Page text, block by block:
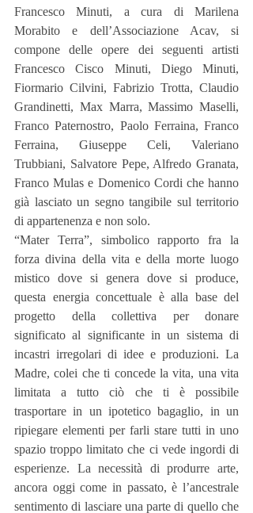
Francesco Minuti, a cura di Marilena
Morabito e dell’Associazione Acav, si
compone delle opere dei seguenti artisti
Francesco Cisco Minuti, Diego Minuti,
Fiormario Cilvini, Fabrizio Trotta, Claudio
Grandinetti, Max Marra, Massimo Maselli,
Franco Paternostro, Paolo Ferraina, Franco
Ferraina, Giuseppe Celi, Valeriano
Trubbiani, Salvatore Pepe, Alfredo Granata,
Franco Mulas e Domenico Cordi che hanno
già lasciato un segno tangibile sul territorio
di appartenenza e non solo.
“Mater Terra”, simbolico rapporto fra la
forza divina della vita e della morte luogo
mistico dove si genera dove si produce,
questa energia concettuale è alla base del
progetto della collettiva per donare
significato al significante in un sistema di
incastri irregolari di idee e produzioni. La
Madre, colei che ti concede la vita, una vita
limitata a tutto ciò che ti è possibile
trasportare in un ipotetico bagaglio, in un
ripiegare elementi per farli stare tutti in uno
spazio troppo limitato che ci vede ingordi di
esperienze. La necessità di produrre arte,
ancora oggi come in passato, è l’ancestrale
sentimento di lasciare una parte di quello che